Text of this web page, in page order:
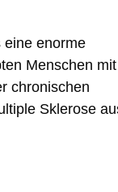
eine enorme
Menschen mit
chronischen
Sklerose